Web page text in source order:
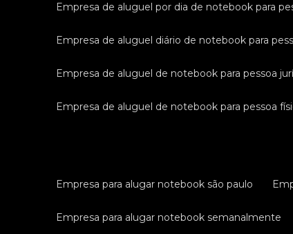
empresa de aluguel por dia de notebook para
empresa de aluguel diário de notebook para
empresa de aluguel de notebook para pessoa
empresa de aluguel de notebook para pessoa
empresa para alugar notebook são paulo
empresa para alugar notebook semanalmente